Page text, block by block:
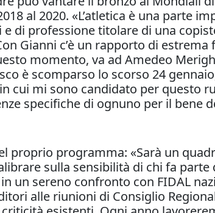
al 2020. «L’atletica è una parte
di professione titolare di una
Gianni c’è un rapporto di
momento, va ad Amedeo
è scomparso lo scorso 24
mi sono candidato per questo
specifiche di ognuno per il bene
programma: «Sarà un
sulla sensibilità di chi fa
sereno confronto con FIDAL
alle riunioni di Consiglio